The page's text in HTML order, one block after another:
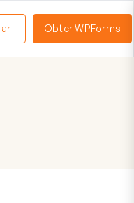
Obter WPForms